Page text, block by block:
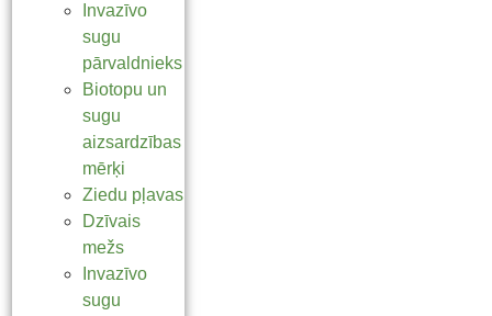
Invazīvo
sugu
pārvaldnieks
Biotopu un
sugu
aizsardzības
mērķi
Ziedu pļavas
Dzīvais
mežs
Invazīvo
sugu